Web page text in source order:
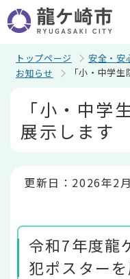
の
ペ
トップページ 安全・安
お知らせ
「小・中学
「小・中学
展示します
更新日：2026年2
令和7年度龍
犯ポスター